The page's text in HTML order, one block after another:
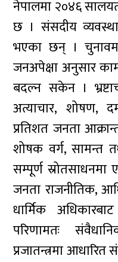
नेपालमा २०४६
छ । संसदीय
भएका छन् ।
जनअपेक्षा अनुसार
बदल्न सकेन ।
अत्याचार, शोषण,
प्रतिशत जनता
शोषक वर्ग, सामन्त
सम्पूर्ण
जनता राजनीतिक,
धार्मिक
परिणामतः
प्रजातन्त्रमा